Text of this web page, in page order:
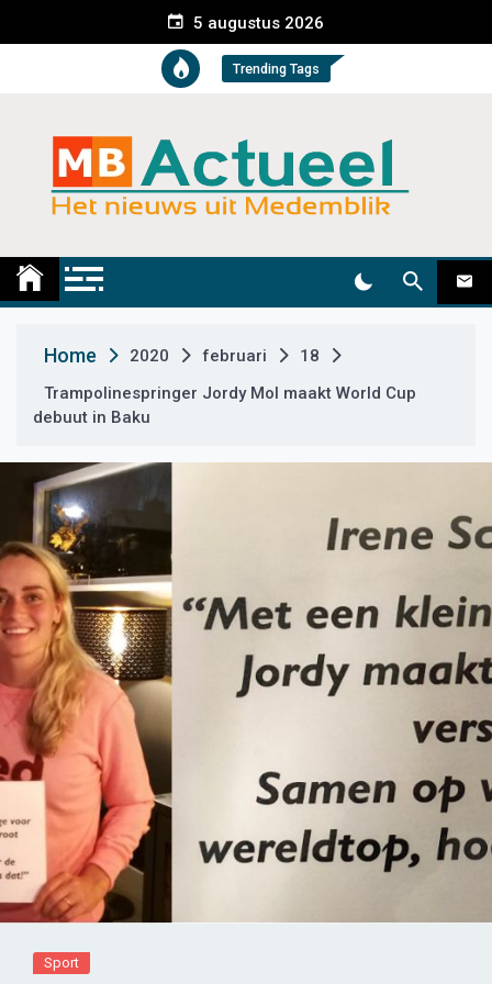
e
t
5 augustus 2026
Trending Tags
Medemblik Actueel
Home 2020 februari
18
Trampolinespringer Jordy Mol maakt World Cup
debuut in Baku
Sport